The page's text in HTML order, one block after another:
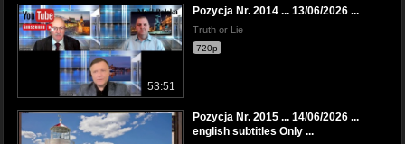
53:51
Pozycja Nr. 2014 ... 13/06/2026 ...
Truth or Lie
720p
Pozycja Nr. 2015 ... 14/06/2026 ...
english subtitles Only ...